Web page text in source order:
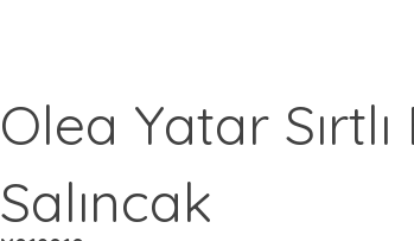
Olea Yatar
Salıncak